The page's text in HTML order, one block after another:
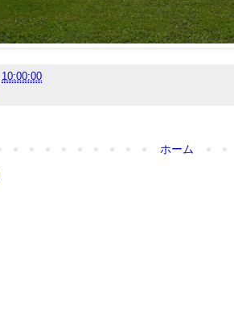
10:00:00
ホーム